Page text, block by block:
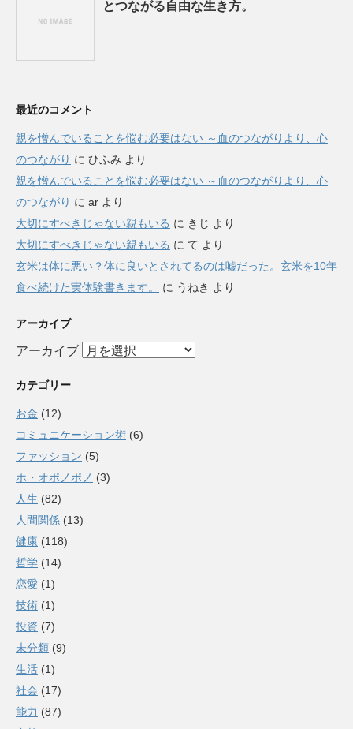
とつながる自由な生き方。
最近のコメント
親を憎んでいることを悩む必要はない ～血のつながりより、心
のつながり に ひふみ より
親を憎んでいることを悩む必要はない ～血のつながりより、心
のつながり に ar より
大切にすべきじゃない親もいる に きじ より
大切にすべきじゃない親もいる に て より
玄米は体に悪い？体に良いとされてるのは嘘だった。玄米を10年
食べ続けた実体験書きます。
に うねき より
アーカイブ
アーカイブ
カテゴリー
お金 (12)
コミュニケーション術 (6)
ファッション (5)
ホ・オポノポノ (3)
人生 (82)
人間関係 (13)
健康 (118)
哲学 (14)
恋愛 (1)
技術 (1)
投資 (7)
未分類 (9)
生活 (1)
社会 (17)
能力 (87)